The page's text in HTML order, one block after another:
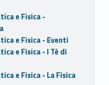
e Fisica -
e Fisica - Eventi
e Fisica - I Tè di
e Fisica - La Fisica